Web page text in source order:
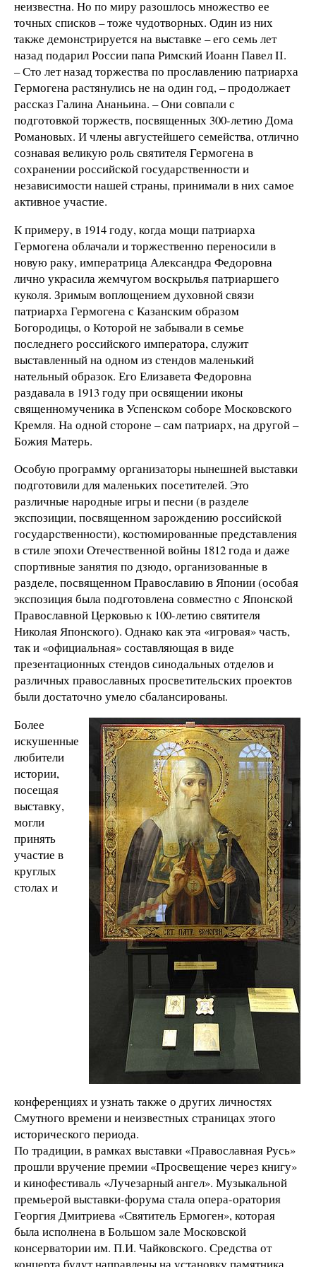
неизвестна. Но по миру разошлось множество ее
точных списков – тоже чудотворных. Один из них
также демонстрируется на выставке – его семь лет
назад подарил России папа Римский Иоанн Павел II.
– Сто лет назад торжества по прославлению патриарха
Гермогена растянулись не на один год, – продолжает
рассказ Галина Ананьина. – Они совпали с
подготовкой торжеств, посвященных 300-летию Дома
Романовых. И члены августейшего семейства, отлично
сознавая великую роль святителя Гермогена в
сохранении российской государственности и
независимости нашей страны, принимали в них самое
активное участие.
К примеру, в 1914 году, когда мощи патриарха
Гермогена облачали и торжественно переносили в
новую раку, императрица Александра Федоровна
лично украсила жемчугом воскрылья патриаршего
куколя. Зримым воплощением духовной связи
патриарха Гермогена с Казанским образом
Богородицы, о Которой не забывали в семье
последнего российского императора, служит
выставленный на одном из стендов маленький
нательный образок. Его Елизавета Федоровна
раздавала в 1913 году при освящении иконы
священномученика в Успенском соборе Московского
Кремля. На одной стороне – сам патриарх, на другой –
Божия Матерь.
Особую программу организаторы нынешней выставки
подготовили для маленьких посетителей. Это
различные народные игры и песни (в разделе
экспозиции, посвященном зарождению российской
государственности), костюмированные представления
в стиле эпохи Отечественной войны 1812 года и даже
спортивные занятия по дзюдо, организованные в
разделе, посвященном Православию в Японии (особая
экспозиция была подготовлена совместно с Японской
Православной Церковью к 100-летию святителя
Николая Японского). Однако как эта «игровая» часть,
так и «официальная» составляющая в виде
презентационных стендов синодальных отделов и
различных православных просветительских проектов
были достаточно умело сбалансированы.
Более
искушенные
любители
истории,
посещая
выставку,
могли
принять
участие в
круглых
столах и
конференциях и узнать также о других личностях
Смутного времени и неизвестных страницах этого
исторического периода.
По традиции, в рамках выставки «Православная Русь»
прошли вручение премии «Просвещение через книгу»
и кинофестиваль «Лучезарный ангел». Музыкальной
премьерой выставки-форума стала опера-оратория
Георгия Дмитриева «Святитель Ермоген», которая
была исполнена в Большом зале Московской
консерватории им. П.И. Чайковского. Средства от